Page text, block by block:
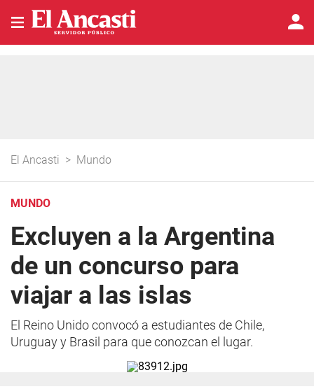
El Ancasti > Mundo
MUNDO
Excluyen a la Argentina
de un concurso para
viajar a las islas
El Reino Unido convocó a estudiantes de Chile,
Uruguay y Brasil para que conozcan el lugar.